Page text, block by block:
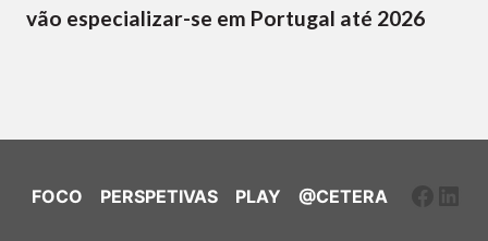
vão especializar-se em Portugal até 2026
FOCO PERSPETIVAS PLAY @CETERA